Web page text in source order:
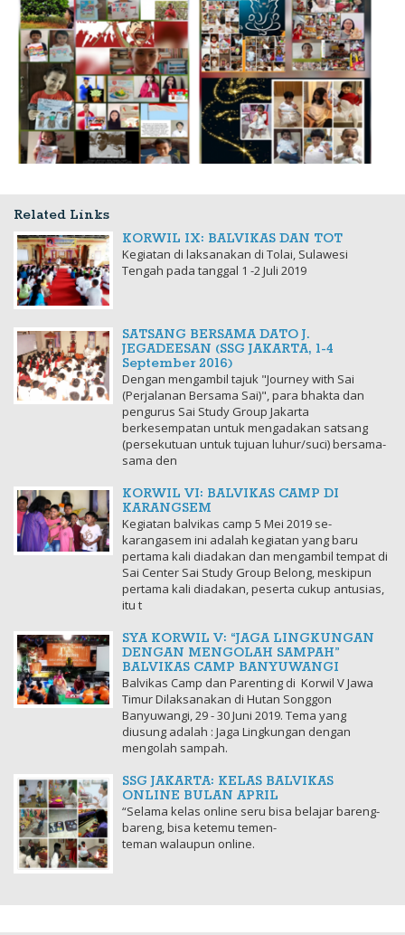
Related Links
KORWIL IX: BALVIKAS DAN TOT
Kegiatan di laksanakan di Tolai, Sulawesi
Tengah pada tanggal 1 -2 Juli 2019
SATSANG BERSAMA DATO J.
JEGADEESAN (SSG JAKARTA, 1-4
September 2016)
Dengan mengambil tajuk "Journey with Sai
(Perjalanan Bersama Sai)", para bhakta dan
pengurus Sai Study Group Jakarta
berkesempatan untuk mengadakan satsang
(persekutuan untuk tujuan luhur/suci) bersama-
sama den
KORWIL VI: BALVIKAS CAMP DI
KARANGSEM
Kegiatan balvikas camp 5 Mei 2019 se-
karangasem ini adalah kegiatan yang baru
pertama kali diadakan dan mengambil tempat di
Sai Center Sai Study Group Belong, meskipun
pertama kali diadakan, peserta cukup antusias,
itu t
SYA KORWIL V: “JAGA LINGKUNGAN
DENGAN MENGOLAH SAMPAH”
BALVIKAS CAMP BANYUWANGI
Balvikas Camp dan Parenting di Korwil V Jawa
Timur Dilaksanakan di Hutan Songgon
Banyuwangi, 29 - 30 Juni 2019. Tema yang
diusung adalah : Jaga Lingkungan dengan
mengolah sampah.
SSG JAKARTA: KELAS BALVIKAS
ONLINE BULAN APRIL
“Selama kelas online seru bisa belajar bareng-
bareng, bisa ketemu temen-
teman walaupun online.